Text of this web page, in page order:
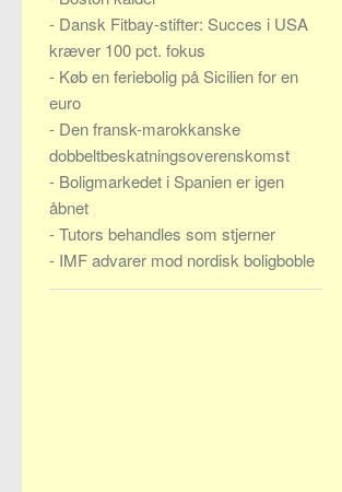
- Dansk Fitbay-stifter: Succes i USA
kræver 100 pct. fokus
- Køb en feriebolig på Sicilien for en
euro
- Den fransk-marokkanske
dobbeltbeskatningsoverenskomst
- Boligmarkedet i Spanien er igen
åbnet
-Tutors behandles som stjerner
- IMF advarer mod nordisk boligboble